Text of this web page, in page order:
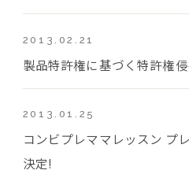
2013.02.21
製品特許権に基づく特許権
2013.01.25
コンビプレママレッスン プ
決定!